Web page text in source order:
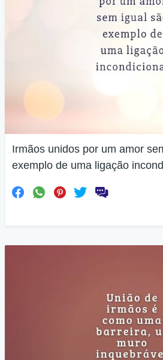
Irmãos unidos por um amor
exemplo de uma ligação